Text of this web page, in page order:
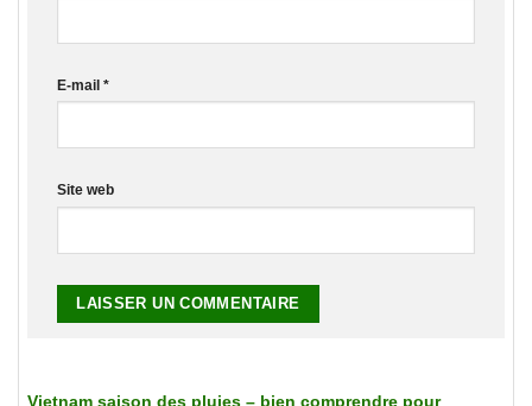
E-mail *
Site web
Vietnam saison des pluies – bien comprendre pour